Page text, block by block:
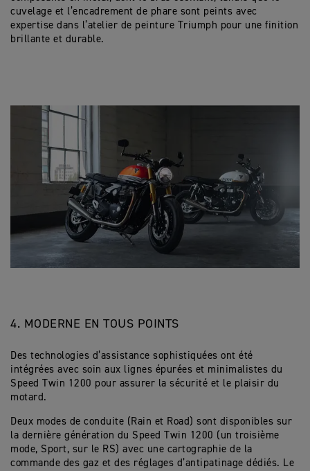
cuvelage et l’encadrement de phare sont peints avec
expertise dans l’atelier de peinture Triumph pour une finition
brillante et durable.
4. MODERNE EN TOUS POINTS
Des technologies d’assistance sophistiquées ont été
intégrées avec soin aux lignes épurées et minimalistes du
Speed Twin 1200 pour assurer la sécurité et le plaisir du
motard.
Deux modes de conduite (Rain et Road) sont disponibles sur
la dernière génération du Speed Twin 1200 (un troisième
mode, Sport, sur le RS) avec une cartographie de la
commande des gaz et des réglages d’antipatinage dédiés. Le